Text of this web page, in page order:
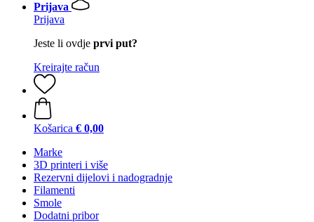
Prijava
Prijava
Jeste li ovdje prvi put?
Kreirajte račun
Košarica € 0,00
Marke
3D printeri i više
Rezervni dijelovi i nadogradnje
Filamenti
Smole
Dodatni pribor